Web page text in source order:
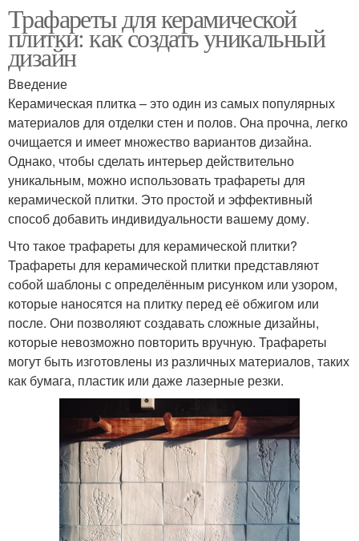
Трафареты для керамической
плитки: как создать уникальный
дизайн
Введение
Керамическая плитка – это один из самых популярных
материалов для отделки стен и полов. Она прочна, легко
очищается и имеет множество вариантов дизайна.
Однако, чтобы сделать интерьер действительно
уникальным, можно использовать трафареты для
керамической плитки. Это простой и эффективный
способ добавить индивидуальности вашему дому.
Что такое трафареты для керамической плитки?
Трафареты для керамической плитки представляют
собой шаблоны с определённым рисунком или узором,
которые наносятся на плитку перед её обжигом или
после. Они позволяют создавать сложные дизайны,
которые невозможно повторить вручную. Трафареты
могут быть изготовлены из различных материалов, таких
как бумага, пластик или даже лазерные резки.